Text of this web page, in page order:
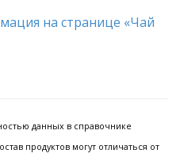
данных в справочнике
продуктов могут отличаться от